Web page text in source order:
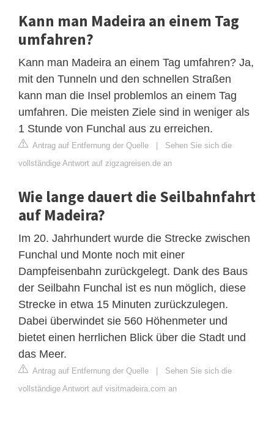
Kann man Madeira an einem Tag
umfahren?
Kann man Madeira an einem Tag umfahren? Ja,
mit den Tunneln und den schnellen Straßen
kann man die Insel problemlos an einem Tag
umfahren. Die meisten Ziele sind in weniger als
1 Stunde von Funchal aus zu erreichen.
Antrag auf Entfernung der Quelle
Sehen Sie sich die
vollständige Antwort auf zigzagreisen.de an
Wie lange dauert die Seilbahnfahrt
auf Madeira?
Im 20. Jahrhundert wurde die Strecke zwischen
Funchal und Monte noch mit einer
Dampfeisenbahn zurückgelegt. Dank des Baus
der Seilbahn Funchal ist es nun möglich, diese
Strecke in etwa 15 Minuten zurückzulegen.
Dabei überwindet sie 560 Höhenmeter und
bietet einen herrlichen Blick über die Stadt und
das Meer.
Antrag auf Entfernung der Quelle
Sehen Sie sich die
vollständige Antwort auf visitmadeira.com an